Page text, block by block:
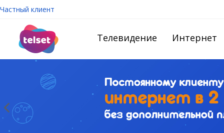
Частный клиент
Телевидение Интернет